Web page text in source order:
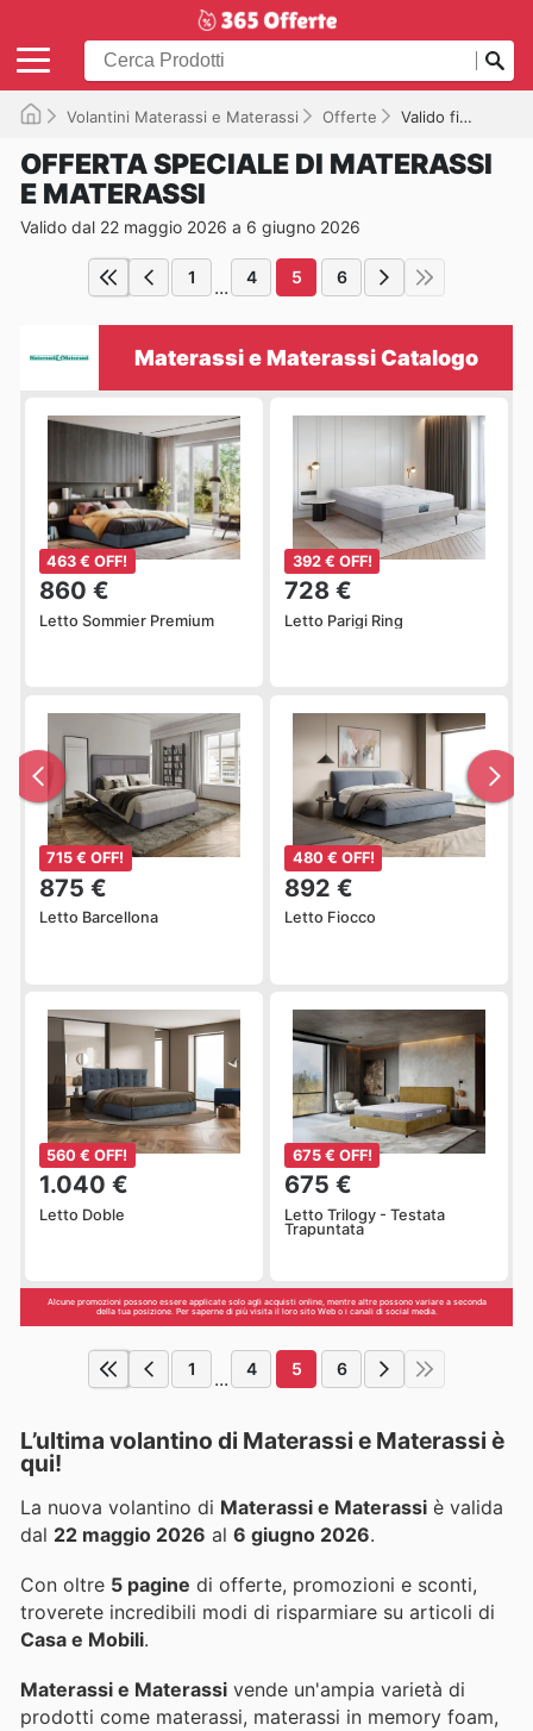
Volantini Materassi e Materassi Offerte Valido fino a 06/06/2026
OFFERTA SPECIALE DI MATERASSI
E MATERASSI
Valido dal 22 maggio 2026 a 6 giugno 2026
1 ... 4 5 6
Materassi e Materassi Catalogo
463 € OFF!
860 €
Letto Sommier Premium
392 € OFF!
728 €
Letto Parigi Ring
715 € OFF!
875 €
Letto Barcellona
480 € OFF!
892 €
Letto Fiocco
560 € OFF!
1.040 €
Letto Doble
675 € OFF!
675 €
Letto Trilogy - Testata
Trapuntata
Alcune promozioni possono essere applicate solo agli acquisti online, mentre altre possono variare a seconda
della tua posizione. Per saperne di più visita il loro sito Web o i canali di social media.
1 ... 4 5 6
L’ultima volantino di Materassi e Materassi è
qui!
La nuova volantino di Materassi e Materassi è valida
dal 22 maggio 2026 al 6 giugno 2026.
Con oltre 5 pagine di offerte, promozioni e sconti,
troverete incredibili modi di risparmiare su articoli di
Casa e Mobili.
Materassi e Materassi vende un'ampia varietà di
prodotti come materassi, materassi in memory foam,